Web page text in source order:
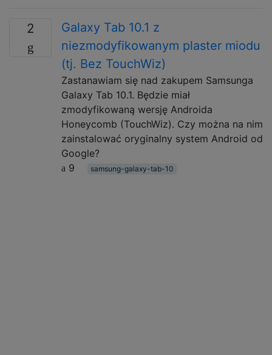
2
Galaxy Tab 10.1 z
niezmodyfikowanym plaster miodu
(tj. Bez TouchWiz)
Zastanawiam się nad zakupem Samsunga
Galaxy Tab 10.1. Będzie miał
zmodyfikowaną wersję Androida
Honeycomb (TouchWiz). Czy można na nim
zainstalować oryginalny system Android od
Google?
9
samsung-galaxy-tab-10